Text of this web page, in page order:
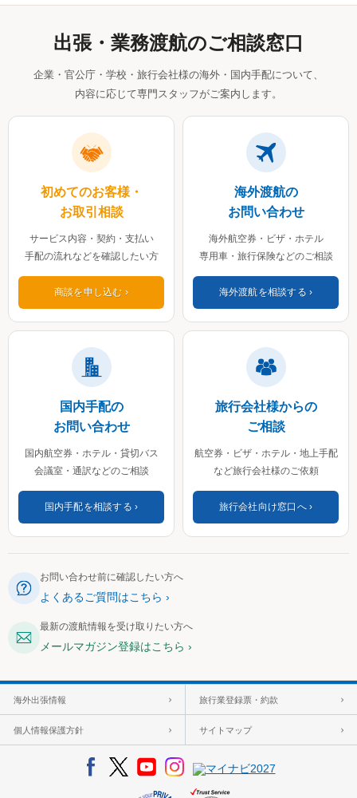
出張・業務渡航のご相談窓口
企業・官公庁・学校・旅行会社様の海外・国内手配について、
内容に応じて専門スタッフがご案内します。
初めてのお客様・
お取引相談
サービス内容・契約・支払い
手配の流れなどを確認したい方
商談を申し込む
海外渡航の
お問い合わせ
海外航空券・ビザ・ホテル
専用車・旅行保険などのご相談
海外渡航を相談する
国内手配の
お問い合わせ
国内航空券・ホテル・貸切バス
会議室・通訳などのご相談
国内手配を相談する
旅行会社様からの
ご相談
航空券・ビザ・ホテル・地上手配
など旅行会社様のご依頼
旅行会社向け窓口へ
お問い合わせ前に確認したい方へ
よくあるご質問はこちら
最新の渡航情報を受け取りたい方へ
メールマガジン登録はこちら
海外出張情報 旅行業登録票・約款
個人情報保護方針 サイトマップ